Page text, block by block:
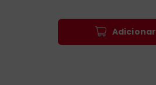
Adicionar